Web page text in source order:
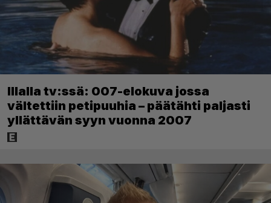
Illalla tv:ssä: 007-elokuva jossa
vältettiin petipuuhia – päätähti paljasti
yllättävän syyn vuonna 2007